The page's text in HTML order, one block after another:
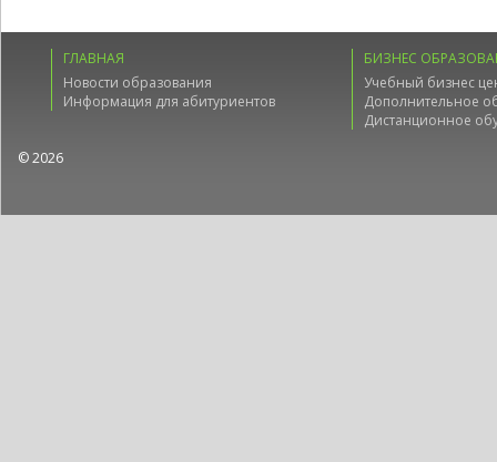
ГЛАВНАЯ
Новости образования
Информация для абитуриентов
БИЗНЕС
Учебный бизнес
Дополнительное
Дистанционное
© 2026